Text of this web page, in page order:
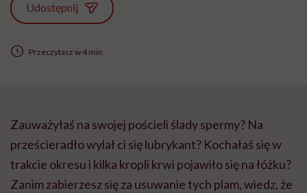
Udostępnij
Przeczytasz w 4 min
Zauważyłaś na swojej pościeli ślady spermy? Na
prześcieradło wylał ci się lubrykant? Kochałaś się w
trakcie okresu i kilka kropli krwi pojawiło się na łóżku?
Zanim zabierzesz się za usuwanie tych plam, wiedz, że